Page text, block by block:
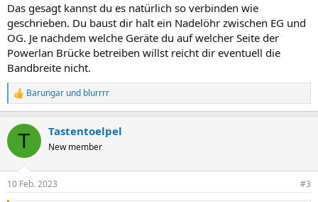
Das gesagt kannst du es natürlich so verbinden wie
geschrieben. Du baust dir halt ein Nadelöhr zwischen EG und
OG. Je nachdem welche Geräte du auf welcher Seite der
Powerlan Brücke betreiben willst reicht dir eventuell die
Bandbreite nicht.
R
e
k
i
e
Barungar und blurrrr
T Tastentoelpel
New member
10 Feb. 2023 #3